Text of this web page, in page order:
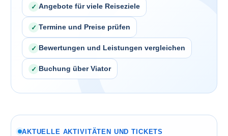
Angebote für viele Reiseziele
Termine und Preise prüfen
Bewertungen und Leistungen vergleichen
Buchung über Viator
AKTUELLE AKTIVITÄTEN UND TICKETS